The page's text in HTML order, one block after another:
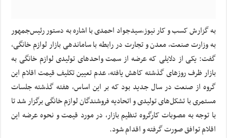
به گزارش کسب و کار نیوز،سیدجواد احمدی با اشاره به دستور رئیس‌جمهور
به وزارت صنعت، معدن و تجارت در رابطه با ساماندهی بازار لوازم خانگی،
گفت: یکی از دلایلی که عرضه از سمت واحدهای تولیدی لوازم خانگی به
بازار ظرف روزهای گذشته کاهش یافته، عدم تعیین تکلیف قیمت اقلام این
گروه از صنعت در سال جدید بود که بر این اساس، هفته گذشته جلسات
مستمری با تشکل‌های تولیدی و اتحادیه فروشندگان لوازم خانگی برگزار شد تا
با توجه به مصوبات کارگروه تنظیم بازار، در مورد قیمت و نحوه عرضه این
اقلام توافق صورت گرفته و اقدام شود.